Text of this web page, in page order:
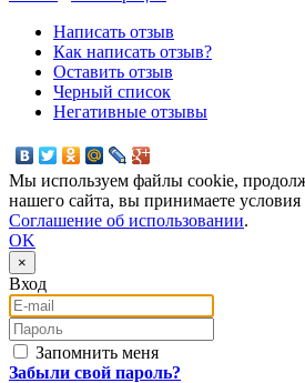
Написать отзыв
Как написать отзыв?
Оставить отзыв
Черный список
Негативные отзывы
Мы используем файлы cookie,
нашего сайта, вы принимаете условия
Соглашение об использовании.
OK
×
Вход
E-mail
Пароль
Запомнить меня
Забыли свой пароль?